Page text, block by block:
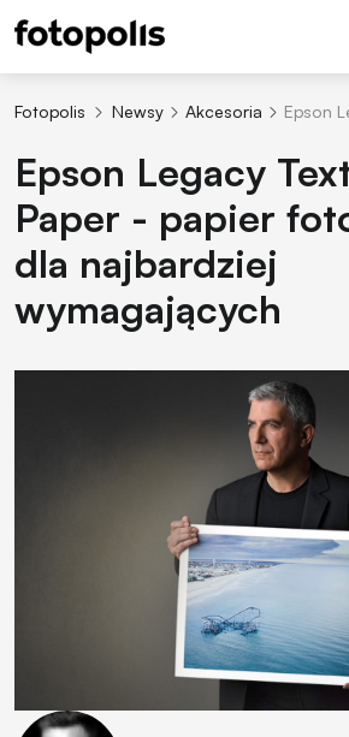
Fotopolis Newsy Akcesoria Epson
Epson Legacy
Paper - papier
dla najbardziej
wymagających